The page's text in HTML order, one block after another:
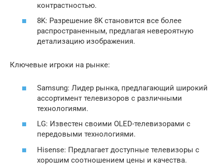
контрастностью.
8K: Разрешение 8K становится все более
распространенным, предлагая невероятную
детализацию изображения.
Ключевые игроки на рынке:
Samsung: Лидер рынка, предлагающий широкий
ассортимент телевизоров с различными
технологиями.
LG: Известен своими OLED-телевизорами с
передовыми технологиями.
Hisense: Предлагает доступные телевизоры с
хорошим соотношением цены и качества.